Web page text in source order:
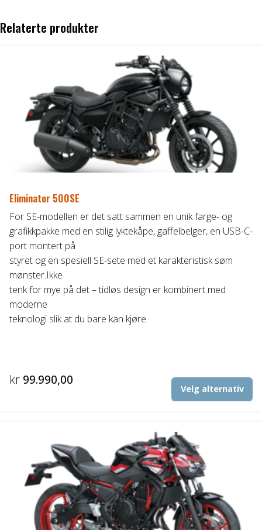
Relaterte produkter
Eliminator 500SE
For SE-modellen er det satt sammen en unik farge- og
grafikkpakke med en stilig lyktekåpe, gaffelbelger, en USB-C-
port montert på
styret og en spesiell SE-sete med et karakteristisk søm
mønster.Ikke
tenk for mye på det – tidløs design er kombinert med
moderne
teknologi slik at du bare kan kjøre.
kr 99.990,00
Velg alternativ